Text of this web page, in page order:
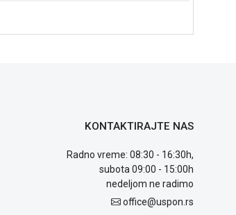
KONTAKTIRAJTE NAS
Radno vreme: 08:30 - 16:30h,
subota 09:00 - 15:00h
nedeljom ne radimo
office@uspon.rs